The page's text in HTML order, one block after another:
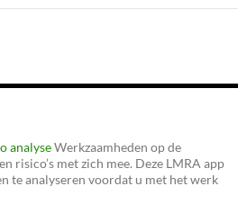
analyseWerkzaamheden op de
risico’s met zich mee. Deze LMRA app
te analyseren voordat u met het werk